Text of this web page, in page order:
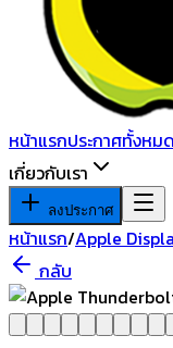
หน้าแรกประกาศทั้งหมด
เกี่ยวกับเรา
ลงประกาศ
หน้าแรก/Apple
กลับ